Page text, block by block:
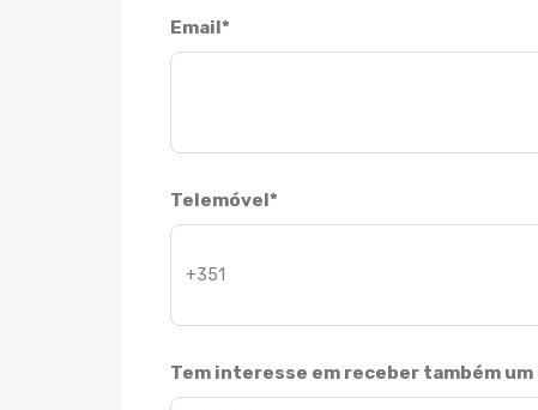
Email*
Telemóvel*
Tem interesse em receber também um